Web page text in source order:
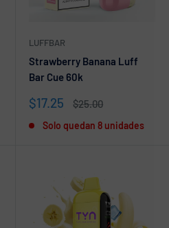
LUFFBAR
Strawberry Banana Luff
Bar Cue 60k
Precio
venta
$17.25
Precio
$25.00
Solo quedan 8 unidades